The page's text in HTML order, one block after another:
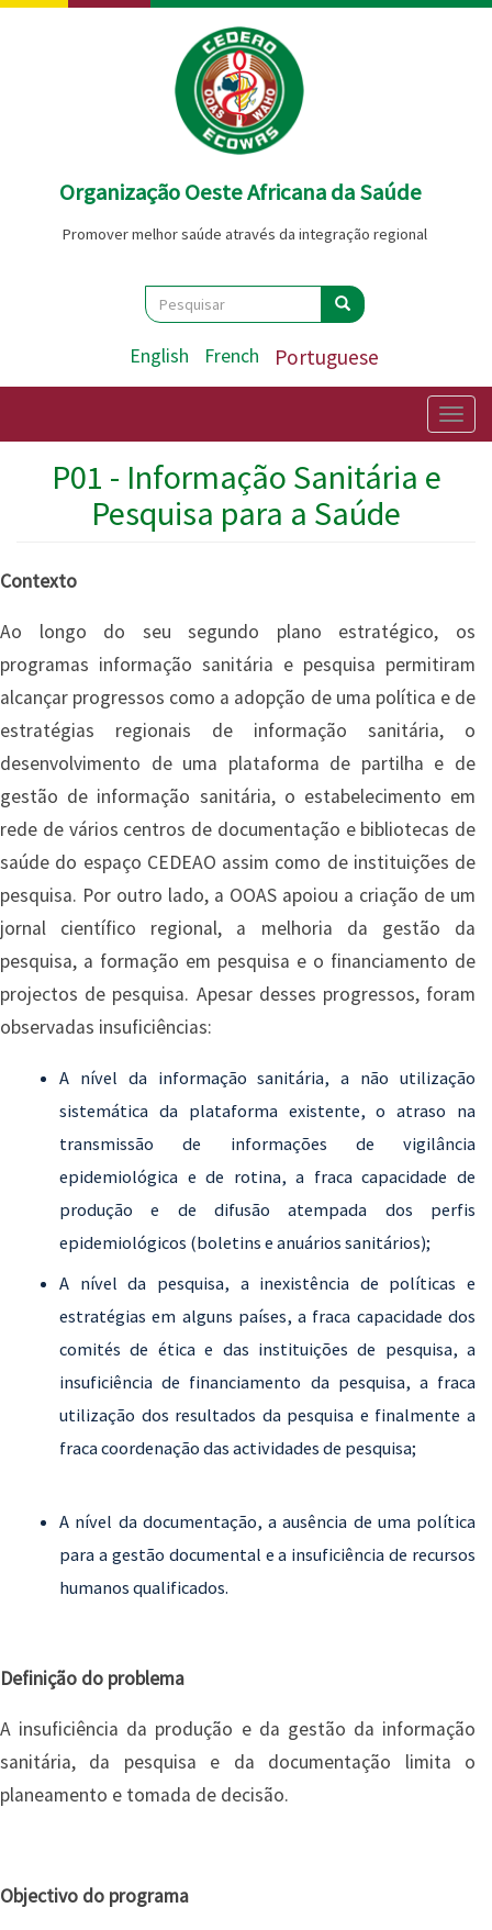
Passar
Organização Oeste Africana da Saúde
Promover melhor saúde através da integração regional
Search
Pesquisar Pesquisar
English French Portuguese
P01 - Informação Sanitária e
Pesquisa para a Saúde
Contexto
Ao longo do seu segundo plano estratégico, os
programas informação sanitária e pesquisa permitiram
alcançar progressos como a adopção de uma política e de
estratégias regionais de informação sanitária, o
desenvolvimento de uma plataforma de partilha e de
gestão de informação sanitária, o estabelecimento em
rede de vários centros de documentação e bibliotecas de
saúde do espaço CEDEAO assim como de instituições de
pesquisa. Por outro lado, a OOAS apoiou a criação de um
jornal científico regional, a melhoria da gestão da
pesquisa, a formação em pesquisa e o financiamento de
projectos de pesquisa. Apesar desses progressos, foram
observadas insuficiências:
A nível da informação sanitária, a não utilização
sistemática da plataforma existente, o atraso na
transmissão de informações de vigilância
epidemiológica e de rotina, a fraca capacidade de
produção e de difusão atempada dos perfis
epidemiológicos (boletins e anuários sanitários);
A nível da pesquisa, a inexistência de políticas e
estratégias em alguns países, a fraca capacidade dos
comités de ética e das instituições de pesquisa, a
insuficiência de financiamento da pesquisa, a fraca
utilização dos resultados da pesquisa e finalmente a
fraca coordenação das actividades de pesquisa;
A nível da documentação, a ausência de uma política
para a gestão documental e a insuficiência de recursos
humanos qualificados.
Definição do problema
A insuficiência da produção e da gestão da informação
sanitária, da pesquisa e da documentação limita o
planeamento e tomada de decisão.
Objectivo do programa